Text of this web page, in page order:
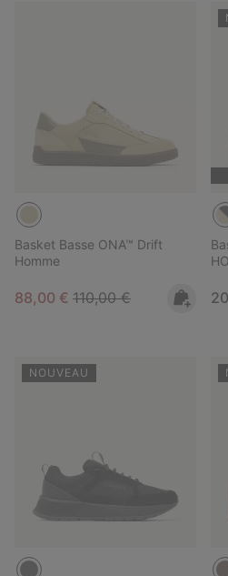
Basket Basse ONA™ Drift
Homme
Sale price:
88,00 € Regular price:
110,00 €
NOUVEAU